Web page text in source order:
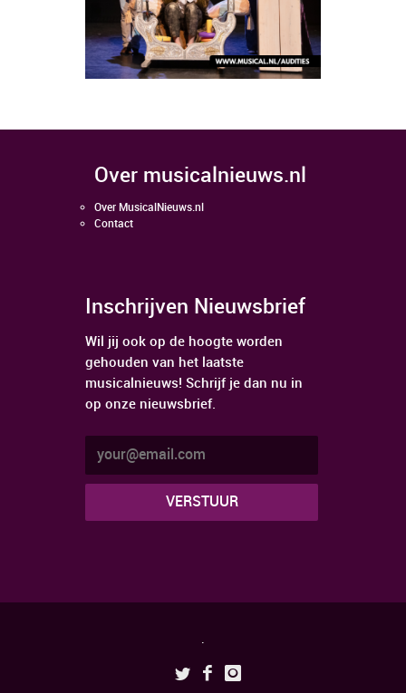
over musicalnieuws.nl
Over MusicalNieuws.nl
Contact
Inschrijven Nieuwsbrief
Wil jij ook op de hoogte worden
gehouden van het laatste
musicalnieuws! Schrijf je dan nu in
op onze nieuwsbrief.
.